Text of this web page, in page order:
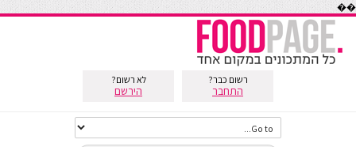
��
רשום כבר?
התחבר
לא רשום?
הירשם